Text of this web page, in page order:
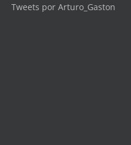
Tweets por Arturo_Gaston